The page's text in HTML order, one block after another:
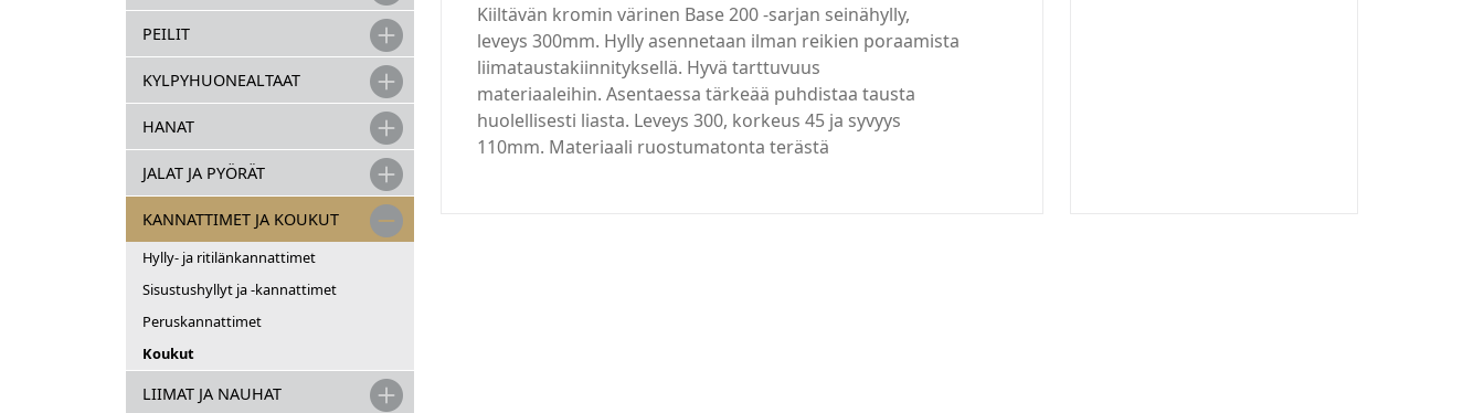
PEILIT
KYLPYHUONEALTAAT
HANAT
JALAT JA PYÖRÄT
KANNATTIMET JA KOUKUT
Hylly- ja ritilänkannattimet
Sisustushyllyt ja -kannattimet
Peruskannattimet
Koukut
LIIMAT JA NAUHAT
Kiiltävän kromin värinen Base 200 -sarjan seinähylly,
leveys 300mm. Hylly asennetaan ilman reikien poraamista
liimataustakiinnityksellä. Hyvä tarttuvuus
materiaaleihin. Asentaessa tärkeää puhdistaa tausta
huolellisesti liasta. Leveys 300, korkeus 45 ja syvyys
110mm. Materiaali ruostumatonta terästä